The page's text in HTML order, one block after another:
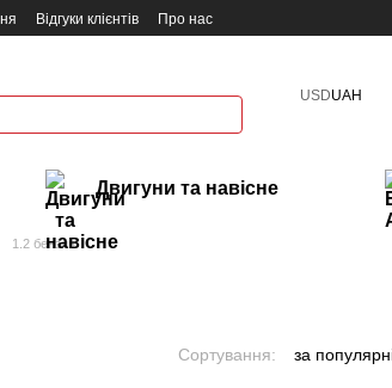
Відгуки клієнтів Про нас
USDUAH
Двигуни та навісне
1.2 бензин
Сортування: за